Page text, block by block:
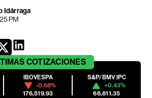
Idárraga
PM
COTIZACIONES
IBOVESPA
-0.68%
176,519.93
S&P/BMV IPC
+0.43%
66,811.35